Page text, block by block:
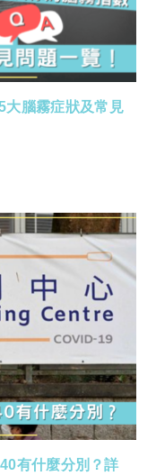
大腦霧症狀及常見
有什麼分別？詳